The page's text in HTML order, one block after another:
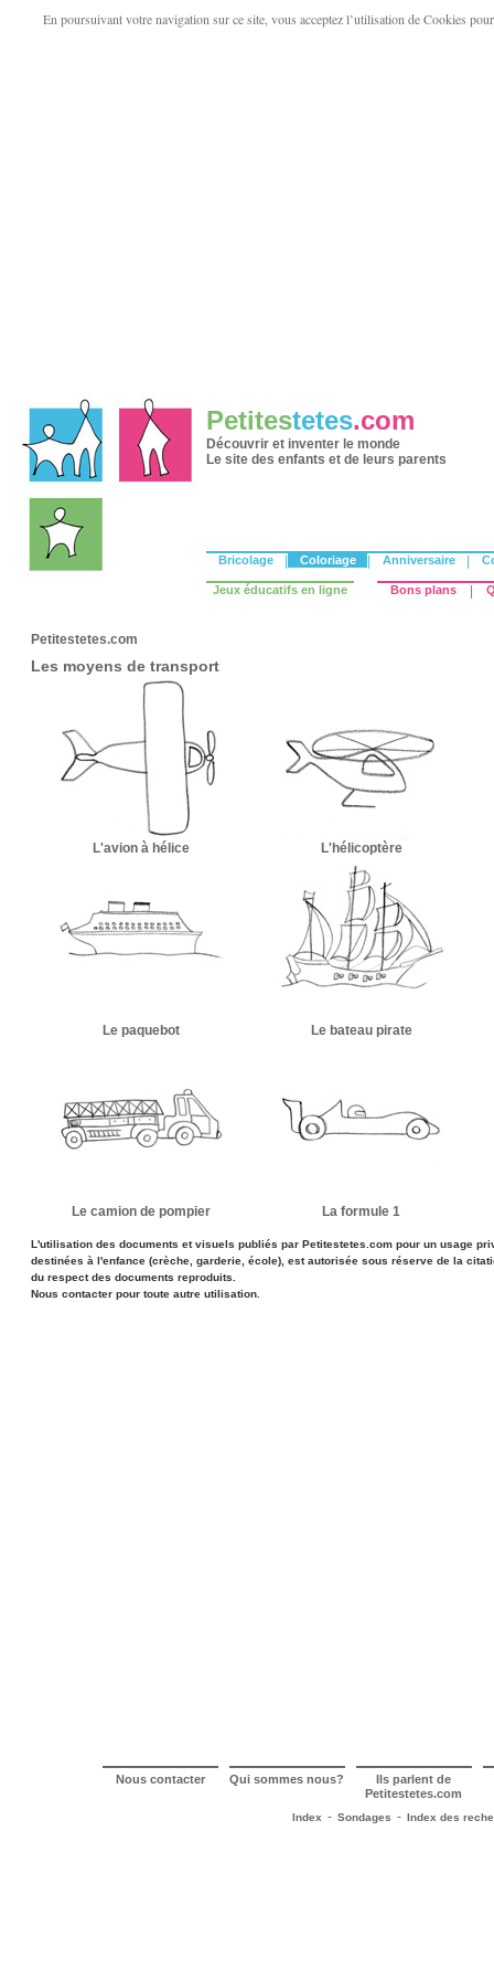
En poursuivant votre navigation sur ce site, vous acceptez l’utilisation de Cookies
Petitestetes.com
Découvrir et inventer le monde
Le site des enfants et de leurs parents
Bricolage Coloriage Anniversaire
Jeux éducatifs en ligne Bons plans
Petitestetes.com
Les moyens de transport
L'avion à hélice L'hélicoptère
Le paquebot Le bateau pirate
Le camion de pompier La formule 1
L'utilisation des documents et visuels publiés par Petitestetes.com pour un usage
destinées à l'enfance (crèche, garderie, école), est autorisée sous réserve de la
du respect des documents reproduits.
Nous contacter pour toute autre utilisation.
Nous contacter Qui sommes nous? Ils parlent de
Petitestetes.com
Index - Sondages - Index des